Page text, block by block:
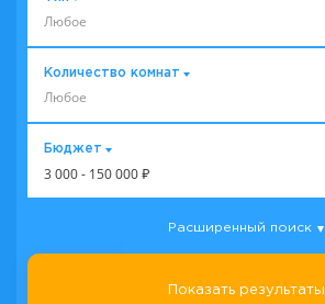
Любое
Количество комнат
Любое
Бюджет
3 000- 150 000 ₽
Показать результаты
Расширенный поиск